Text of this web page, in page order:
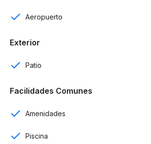
4 habitaciones.
4 parqueos (2 techados y 2 destechados).
Sala.
Estar familiar.
Aeropuerto
Exterior
Patio
Facilidades Comunes
Amenidades
Piscina